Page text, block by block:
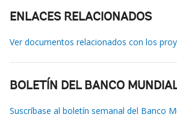
ENLACES RELACIONADOS
Ver documentos relacionados con los
BOLETÍN DEL BANCO
Suscríbase al boletín semanal del Banco